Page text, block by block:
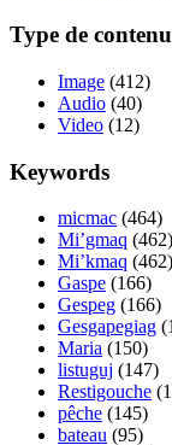
Type de contenu
Image (412)
Audio (40)
Video (12)
Keywords
micmac (464)
Mi’gmaq (462)
Mi’kmaq (462)
Gaspe (166)
Gespeg (166)
Gesgapegiag
Maria (150)
listuguj (147)
Restigouche
pêche (145)
bateau (95)